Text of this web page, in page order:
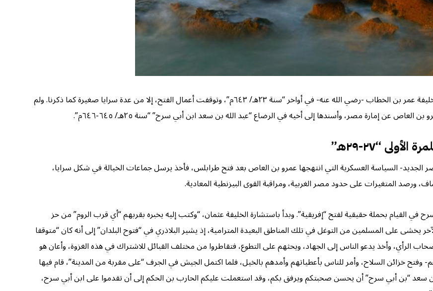
بعد عودة عمرو بن العاص -رضي الله عنه- بقليل كان استشهاد الخليفة عمر بن الخطاب -رضي الله عنه- في أواخر “سنة ٢٣هـ/ ٦٤٣م”، وتوقفت أعمال الفتح، إلا من عدة سرايا صغيرة كما ذكرنا. ولم
عن إمارة مصر، وأسندها إلى أخيه في الرضاع “عبد الله بن سعد ابن أبي سرح” “سنة ٢٥هـ/ ٦٤٥-٦٤٦م”.
السياسة العسكرية التي انتهجها عمرو بن العاص بعد فتح طرابلس، فأخذ يرسل جماعات الخيالة في شكل سرايا،
ورصد المتغيرات على حدود مصر الغربية، ومراقبة القوى البيزنطية المعادية.
في القيام بحملة حقيقية لفتح “إفريقية”. وبدأ باستشارة الخليفة عثمان، “وكتب إليه يخبره بقربهم “أي قرب الروم” من حز
على المسلمين من التوغل في تلك المناطق البعيدة المترامية، إذ يشير البلاذري في “فتوح البلدان” إلى أنه كان “متوقفا
الرأي، وأخذ يدعو الناس إلى الجهاد، ويحثهم على التطوع، فتقاطروا من مختلف القبائل للاشتراك في هذه الغزوة، وأعان هو
خزائن السلاح، وأمر للناس بأعطياتهم وأمدهم بالخيل، فلما اكتمل الجيش في الجرف “على مقربة من المدينة”، قام فيها
سعد “بن أبي سرح” أن يحسن صحبتكم ويرفق بكم، وقد استعملت عليكم الحارب بن الحكم إلى أن تقدموا على ابن أبي سرح،